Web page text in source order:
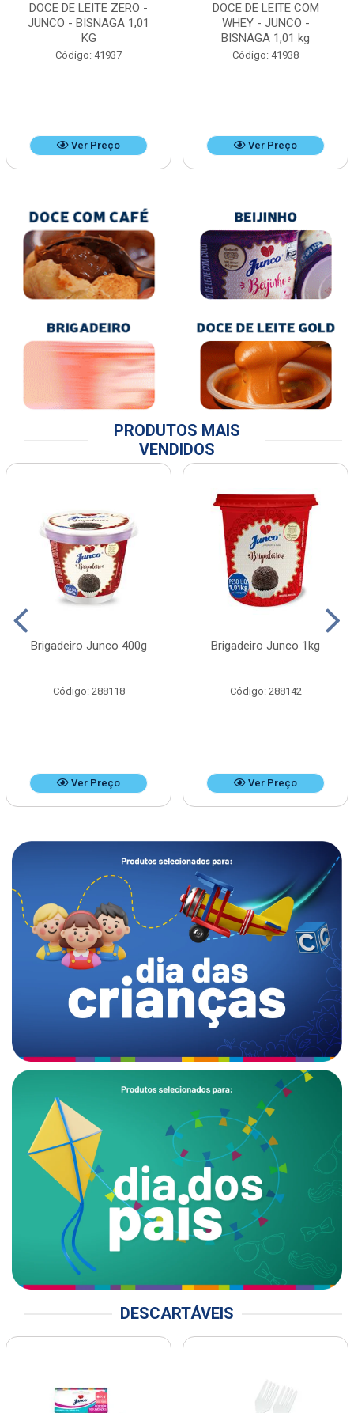
DOCE DE LEITE ZERO -
JUNCO - BISNAGA 1,01
KG
Código: 41937
Ver Preço
DOCE DE LEITE COM
WHEY - JUNCO -
BISNAGA 1,01 kg
Código: 41938
Ver Preço
PRODUTOS MAIS
VENDIDOS
Brigadeiro Junco 400g
Código: 288118
Ver Preço
Brigadeiro Junco 1kg
Código: 288142
Ver Preço
DESCARTÁVEIS